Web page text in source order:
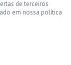
de terceiros
em nossa política